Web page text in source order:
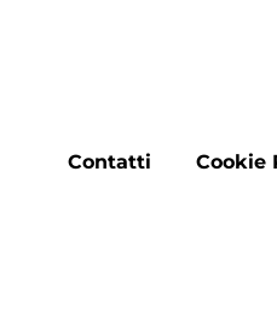
Footer
Contatti Cookie